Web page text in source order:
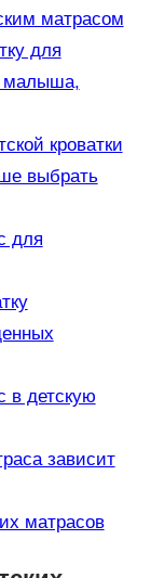
матрасом
для
малыша,
кроватки
выбрать
для
в детскую
зависит
матрасов